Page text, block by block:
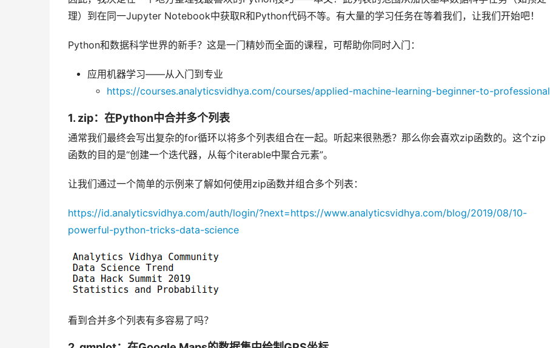
理）到在同一Jupyter Notebook中获取R和Python代码不等。有大量的学习任务在等着我们，让我们开始吧！
Python和数据科学世界的新手？这是一门精妙而全面的课程，可帮助你同时入门：
应用机器学习——从入门到专业
https://courses.analyticsvidhya.com/courses/applied-machine-learning-beginner-to-professional
1. zip：在Python中合并多个列表
通常我们最终会写出复杂的for循环以将多个列表组合在一起。听起来很熟悉？那么你会喜欢zip函数的。这个zip
函数的目的是“创建一个迭代器，从每个iterable中聚合元素”。
让我们通过一个简单的示例来了解如何使用zip函数并组合多个列表：
https://id.analyticsvidhya.com/auth/login/?next=https://www.analyticsvidhya.com/blog/2019/08/10-
powerful-python-tricks-data-science
看到合并多个列表有多容易了吗？